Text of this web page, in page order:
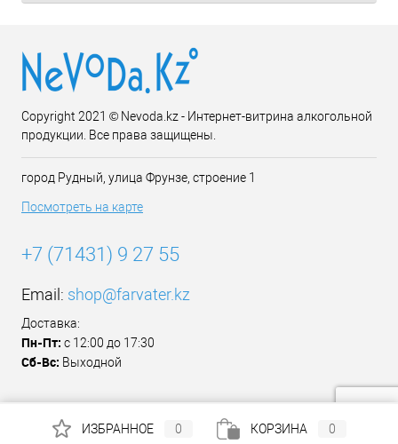
Copyright 2021 © Nevoda.kz - Интернет-витрина алкогольной
продукции. Все права защищены.
город Рудный, улица Фрунзе, строение 1
Посмотреть на карте
+7 (71431) 9 27 55
Email: shop@farvater.kz
Доставка:
Пн-Пт: с 12:00 до 17:30
Сб-Вс: Выходной
ИЗБРАННОЕ 0 КОРЗИНА 0